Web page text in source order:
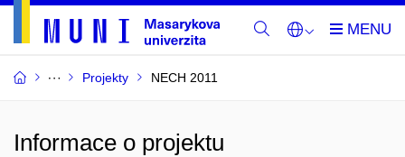
Projekty NECH 2011
Informace o projektu